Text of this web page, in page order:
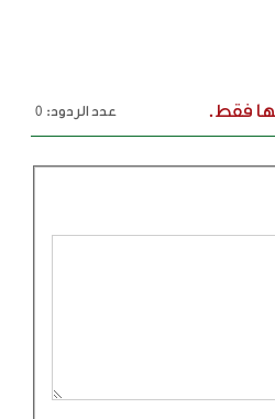
فقط.
عدد الردود: 0